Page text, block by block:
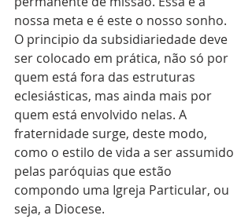
nossa meta e é este o nosso sonho.
O principio da subsidiariedade deve
ser colocado em prática, não só por
quem está fora das estruturas
eclesiásticas, mas ainda mais por
quem está envolvido nelas. A
fraternidade surge, deste modo,
como o estilo de vida a ser assumido
pelas paróquias que estão
compondo uma Igreja Particular, ou
seja, a Diocese.